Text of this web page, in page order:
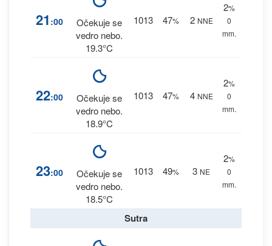
21 :00
Očekuje se
vedro nebo.
19.3°C
1013 47% 2 NNE
2%
0
mm.
22:00
Očekuje se
vedro nebo.
18.9°C
1013 47% 4 NNE
2%
0
mm.
23:00
Očekuje se
vedro nebo.
18.5°C
1013 49% 3 NE
2%
0
mm.
Sutra